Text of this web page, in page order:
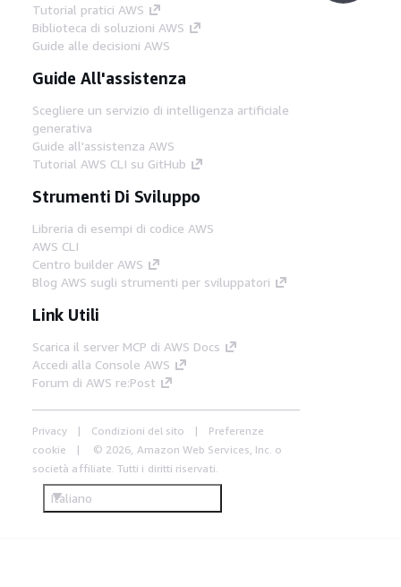
Tutorial pratici AWS
Biblioteca di soluzioni AWS
Guide alle decisioni AWS
Guide All'assistenza
Scegliere un servizio di intelligenza artificiale
generativa
Guide all'assistenza AWS
Tutorial AWS CLI su GitHub
Strumenti Di Sviluppo
Libreria di esempi di codice AWS
AWS CLI
Centro builder AWS
Blog AWS sugli strumenti per sviluppatori
Link Utili
Scarica il server MCP di AWS Docs
Accedi alla Console AWS
Forum di AWS re:Post
Privacy Condizioni del sito
Preferenze
cookie
© 2026, Amazon Web Services, Inc. o
società affiliate. Tutti i diritti riservati.
Italiano